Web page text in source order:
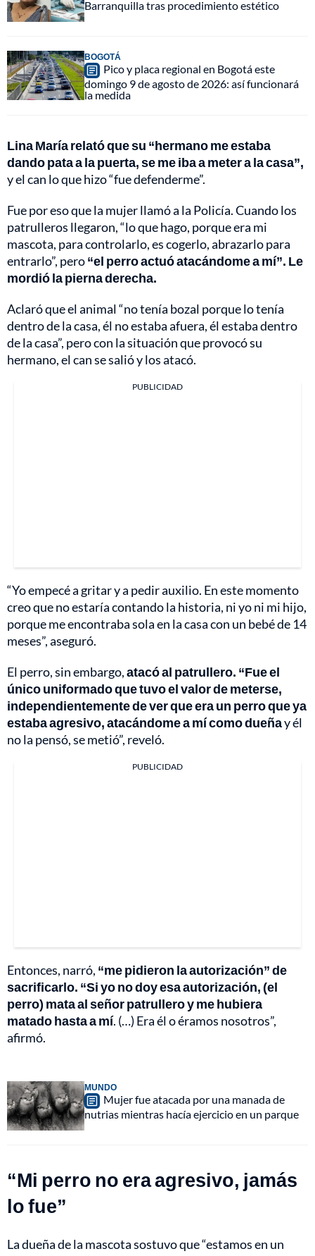
Barranquilla tras procedimiento estético
BOGOTÁ
Pico y placa regional en Bogotá este
domingo 9 de agosto de 2026: así funcionará
la medida
Lina María relató que su “hermano me estaba
dando pata a la puerta, se me iba a meter a la casa”,
y el can lo que hizo “fue defenderme”.
Fue por eso que la mujer llamó a la Policía. Cuando los
patrulleros llegaron, “lo que hago, porque era mi
mascota, para controlarlo, es cogerlo, abrazarlo para
entrarlo”, pero“el perro actuó atacándome a mí”. Le
mordió la pierna derecha.
Aclaró que el animal “no tenía bozal porque lo tenía
dentro de la casa, él no estaba afuera, él estaba dentro
de la casa”, pero con la situación que provocó su
hermano, el can se salió y los atacó.
PUBLICIDAD
“Yo empecé a gritar y a pedir auxilio. En este momento
creo que no estaría contando la historia, ni yo ni mi hijo,
porque me encontraba sola en la casa con un bebé de 14
meses”, aseguró.
El perro, sin embargo,atacó al patrullero. “Fue el
único uniformado que tuvo el valor de meterse,
independientemente de ver que era un perro que ya
estaba agresivo, atacándome a mí como dueñay él
no la pensó, se metió”, reveló.
PUBLICIDAD
Entonces, narró, “me pidieron la autorización” de
sacrificarlo. “Si yo no doy esa autorización, (el
perro) mata al señor patrullero y me hubiera
matado hasta a mí. (…) Era él o éramos nosotros”,
afirmó.
MUNDO
Mujer fue atacada por una manada de
nutrias mientras hacía ejercicio en un parque
“Mi perro no era agresivo, jamás
lo fue”
La dueña de la mascota sostuvo que “estamos en un